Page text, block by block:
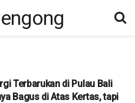
Terbarukan di Pulau Bali
Bagus di Atas Kertas, tapi